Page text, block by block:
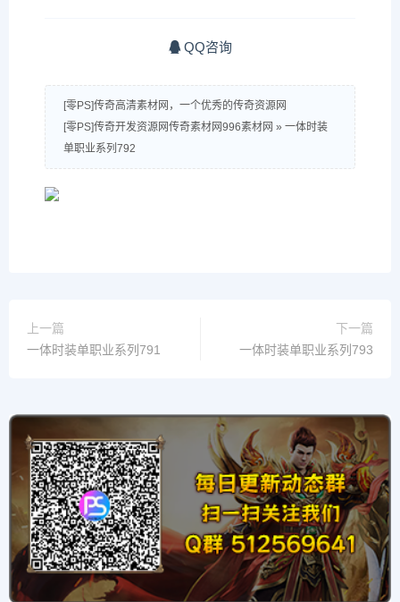
QQ咨询
[零PS]传奇高清素材网，一个优秀的传奇资源网
[零PS]传奇开发资源网传奇素材网996素材网 » 一体时装
单职业系列792
上一篇
一体时装单职业系列791
下一篇
一体时装单职业系列793